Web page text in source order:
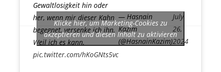
Gewaltlosigkeit hin oder
her, wenn mir dieser Kahn
begegnet, versenke ich ihn.
Weil ich es kann.
pic.twitter.com/hKoGNts5vc
— Hasnain
Kazim
(@HasnainKazim)
July
26,
2024
Klicke hier, um Marketing-Cookies zu
akzeptieren und diesen Inhalt zu aktivieren